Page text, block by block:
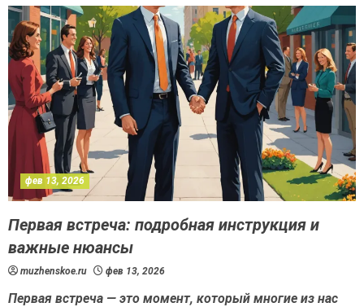
фев 13, 2026
Первая встреча: подробная инструкция и
важные нюансы
muzhenskoe.ru фев 13, 2026
Первая встреча — это момент, который многие из нас